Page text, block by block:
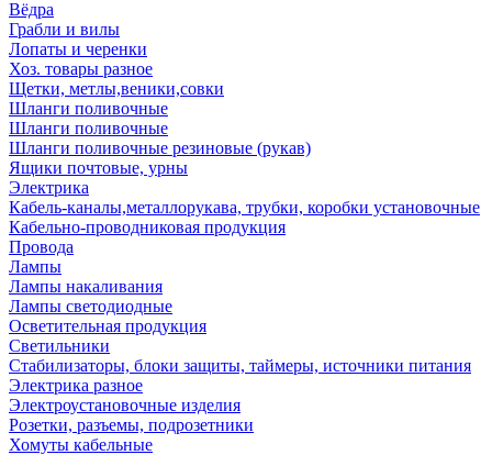
Вёдра
Грабли и вилы
Лопаты и черенки
Хоз. товары разное
Щетки, метлы,веники,совки
Шланги поливочные
Шланги поливочные
Шланги поливочные резиновые (рукав)
Ящики почтовые, урны
Электрика
Кабель-каналы,металлорукава, трубки, коробки установочные
Кабельно-проводниковая продукция
Провода
Лампы
Лампы накаливания
Лампы светодиодные
Осветительная продукция
Светильники
Стабилизаторы, блоки защиты, таймеры, источники питания
Электрика разное
Электроустановочные изделия
Розетки, разъемы, подрозетники
Хомуты кабельные